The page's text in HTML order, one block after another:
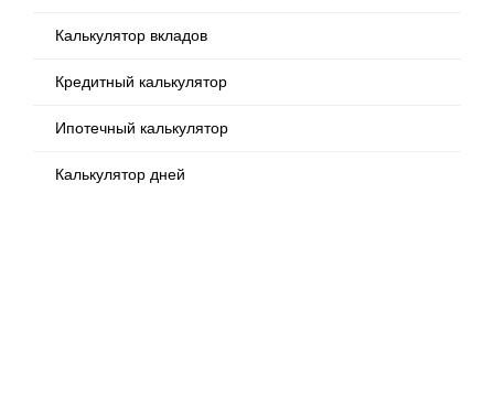
Калькулятор вкладов
Кредитный калькулятор
Ипотечный калькулятор
Калькулятор дней